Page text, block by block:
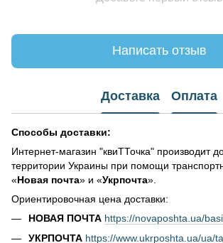
Написать отзыв
Доставка Оплата
Способы доставки:
Интернет-магазин "квиТТочка" производит
территории Украины при помощи
«Новая почта» и «Укрпочта».
Ориентировочная цена доставки:
НОВАЯ ПОЧТА https://novaposhta.ua/
УКРПОЧТА https://www.ukrposhta.ua/ua/